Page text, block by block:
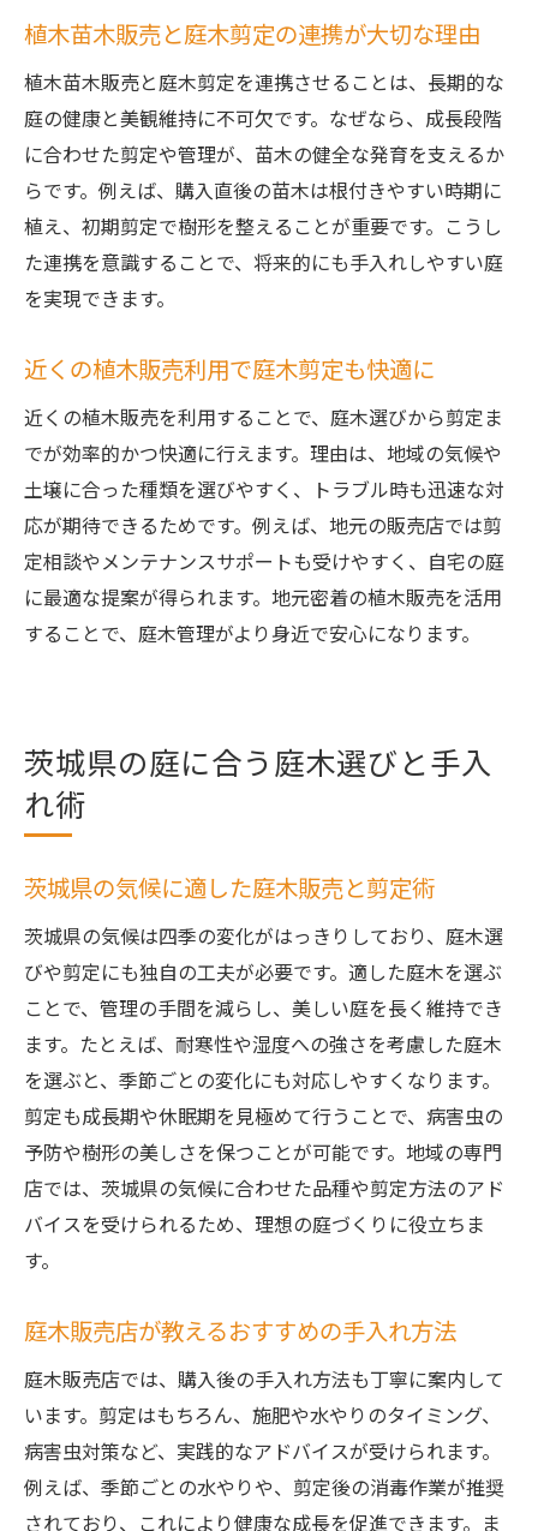
ホームセンターで珍しい庭木と剪定方法を
学ぶ
庭木剪定で生かす珍しい庭木の特徴
植木苗木販売で見つかる珍しい庭木の魅力
珍しい庭木販売と剪定で庭に個性をプラス
手入れが楽な庭木でガーデンライフを満喫
庭木剪定が簡単な販売品種で手軽に管理
庭木販売で選ぶ手入れが楽な庭木の特徴
手入れ不要に近い庭木と剪定の知識
ホームセンターの庭木販売で簡単メンテナ
ンス
庭木剪定も楽しいガーデンライフの秘訣
茨城県の気候に適した庭木剪定のポイント
庭木剪定のタイミングと茨城県の気候特性
庭木販売店で聞く茨城県向け剪定アドバイ
植木苗木販売と連携した剪定ポイント
植木苗木販売と庭木剪定の連携が大切な理由
植木苗木販売と庭木剪定を連携させることは、長期的な
庭の健康と美観維持に不可欠です。なぜなら、成長段階
に合わせた剪定や管理が、苗木の健全な発育を支えるか
らです。例えば、購入直後の苗木は根付きやすい時期に
植え、初期剪定で樹形を整えることが重要です。こうし
た連携を意識することで、将来的にも手入れしやすい庭
を実現できます。
近くの植木販売利用で庭木剪定も快適に
近くの植木販売を利用することで、庭木選びから剪定ま
でが効率的かつ快適に行えます。理由は、地域の気候や
土壌に合った種類を選びやすく、トラブル時も迅速な対
応が期待できるためです。例えば、地元の販売店では剪
定相談やメンテナンスサポートも受けやすく、自宅の庭
に最適な提案が得られます。地元密着の植木販売を活用
することで、庭木管理がより身近で安心になります。
茨城県の庭に合う庭木選びと手入
れ術
茨城県の気候に適した庭木販売と剪定術
茨城県の気候は四季の変化がはっきりしており、庭木選
びや剪定にも独自の工夫が必要です。適した庭木を選ぶ
ことで、管理の手間を減らし、美しい庭を長く維持でき
ます。たとえば、耐寒性や湿度への強さを考慮した庭木
を選ぶと、季節ごとの変化にも対応しやすくなります。
剪定も成長期や休眠期を見極めて行うことで、病害虫の
予防や樹形の美しさを保つことが可能です。地域の専門
店では、茨城県の気候に合わせた品種や剪定方法のアド
バイスを受けられるため、理想の庭づくりに役立ちま
す。
庭木販売店が教えるおすすめの手入れ方法
庭木販売店では、購入後の手入れ方法も丁寧に案内して
います。剪定はもちろん、施肥や水やりのタイミング、
病害虫対策など、実践的なアドバイスが受けられます。
例えば、季節ごとの水やりや、剪定後の消毒作業が推奨
されており、これにより健康な成長を促進できます。ま